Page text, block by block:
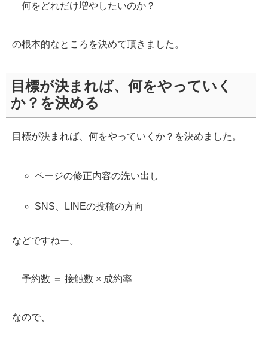
何をどれだけ増やしたいのか？
の根本的なところを決めて頂きました。
目標が決まれば、何をやっていく
か？を決める
目標が決まれば、何をやっていくか？を決めました。
ページの修正内容の洗い出し
SNS、LINEの投稿の方向
などですねー。
予約数 ＝ 接触数 × 成約率
なので、